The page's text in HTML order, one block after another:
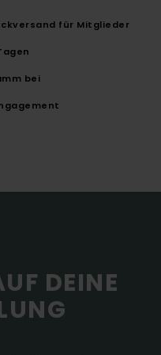
für Mitglieder
bei
DEINE